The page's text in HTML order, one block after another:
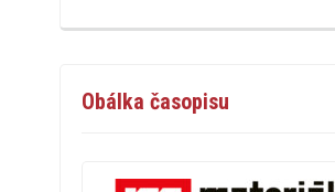
Obálka časopisu